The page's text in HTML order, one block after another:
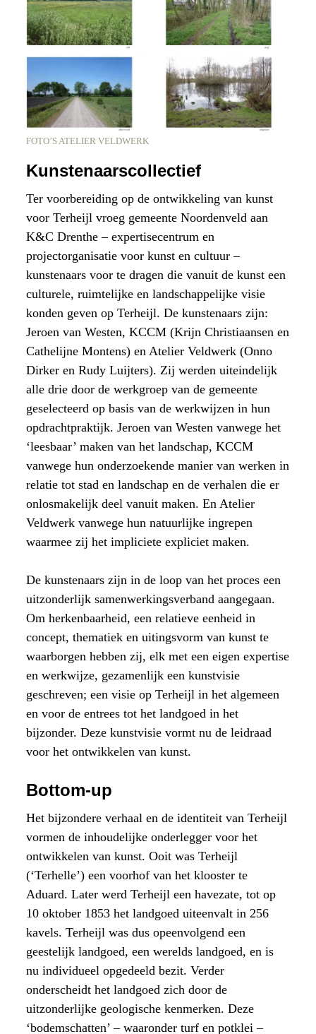
FOTO’S ATELIER VELDWERK
Kunstenaarscollectief
Ter voorbereiding op de ontwikkeling van kunst
voor Terheijl vroeg gemeente Noordenveld aan
K&C Drenthe – expertisecentrum en
projectorganisatie voor kunst en cultuur –
kunstenaars voor te dragen die vanuit de kunst een
culturele, ruimtelijke en landschappelijke visie
konden geven op Terheijl. De kunstenaars zijn:
Jeroen van Westen, KCCM (Krijn Christiaansen en
Cathelijne Montens) en Atelier Veldwerk (Onno
Dirker en Rudy Luijters). Zij werden uiteindelijk
alle drie door de werkgroep van de gemeente
geselecteerd op basis van de werkwijzen in hun
opdrachtpraktijk. Jeroen van Westen vanwege het
‘leesbaar’ maken van het landschap, KCCM
vanwege hun onderzoekende manier van werken in
relatie tot stad en landschap en de verhalen die er
onlosmakelijk deel vanuit maken. En Atelier
Veldwerk vanwege hun natuurlijke ingrepen
waarmee zij het impliciete expliciet maken.
De kunstenaars zijn in de loop van het proces een
uitzonderlijk samenwerkingsverband aangegaan.
Om herkenbaarheid, een relatieve eenheid in
concept, thematiek en uitingsvorm van kunst te
waarborgen hebben zij, elk met een eigen expertise
en werkwijze, gezamenlijk een kunstvisie
geschreven; een visie op Terheijl in het algemeen
en voor de entrees tot het landgoed in het
bijzonder. Deze kunstvisie vormt nu de leidraad
voor het ontwikkelen van kunst.
Bottom-up
Het bijzondere verhaal en de identiteit van Terheijl
vormen de inhoudelijke onderlegger voor het
ontwikkelen van kunst. Ooit was Terheijl
(‘Terhelle’) een voorhof van het klooster te
Aduard. Later werd Terheijl een havezate, tot op
10 oktober 1853 het landgoed uiteenvalt in 256
kavels. Terheijl was dus opeenvolgend een
geestelijk landgoed, een werelds landgoed, en is
nu individueel opgedeeld bezit. Verder
onderscheidt het landgoed zich door de
uitzonderlijke geologische kenmerken. Deze
‘bodemschatten’ – waaronder turf en potklei –